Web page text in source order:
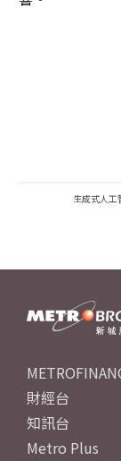
生成式人工
財經台
知訊台
Metro Plus